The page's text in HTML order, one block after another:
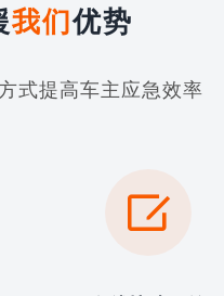
我们优势
式提高车主应急效率
